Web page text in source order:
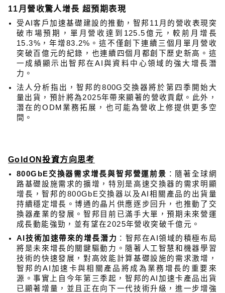
11 月營收驚人增長 超預期表現
受AI客戶加速基礎建設的推動，智邦11月的營收表現突
破市場預期，單月營收達到125.5億元，較前月增長
15.3%，年增83.2%。這不僅創下連續三個月單月營收
突破百億元的紀錄，也連續四個月都創下歷史新高。這
一成績顯示出智邦在AI與資料中心領域的強大增長潛
力。
法人分析指出，智邦的800G交換器將於第四季開始大
量出貨，預計將為2025年帶來顯著的營收貢獻。此外，
潛在的ODM業務拓展，也可能為營收上修提供更多空
間。
GoldON投資方向思考
800GbE交換器需求增長與智邦營運前景 ：隨著全球網
路基礎設施需求的擴增，特別是高速交換器的需求明顯
增長，智邦的800GbE交換器以及AI相關產品的出貨量
持續穩定增長。博通的晶片供應逐步回升，也推動了交
換器產業的發展。智邦目前已滿手大單，預期未來營運
成長動能強勁，並有望在2025年營收突破千億元。
AI技術加速帶來的增長潛力 ：智邦在AI領域的積極布局
將是未來增長的關鍵驅動力。隨著人工智慧和機器學習
技術的快速發展，對高效能計算基礎設施的需求激增，
智邦的AI加速卡與相關產品將成為業務增長的重要來
源。事實上自今年第三季起，智邦的AI加速卡產品出貨
已顯著增量，並且正在向下一代技術升級，進一步增強